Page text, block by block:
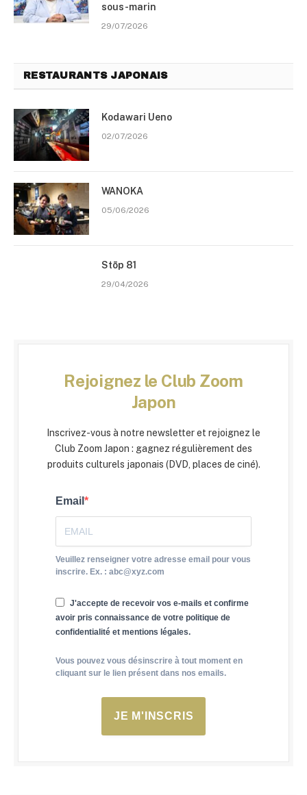
sous-marin
29/07/2026
RESTAURANTS JAPONAIS
Kodawari Ueno
02/07/2026
WANOKA
05/06/2026
Stōp 81
29/04/2026
Rejoignez le Club Zoom
Japon
Inscrivez-vous à notre newsletter et rejoignez le
Club Zoom Japon : gagnez régulièrement des
produits culturels japonais (DVD, places de ciné).
Email
Veuillez renseigner votre adresse email pour vous
inscrire. Ex. : abc@xyz.com
J'accepte de recevoir vos e-mails et confirme
avoir pris connaissance de votre politique de
confidentialité et mentions légales.
Vous pouvez vous désinscrire à tout moment en
cliquant sur le lien présent dans nos emails.
JE M'INSCRIS